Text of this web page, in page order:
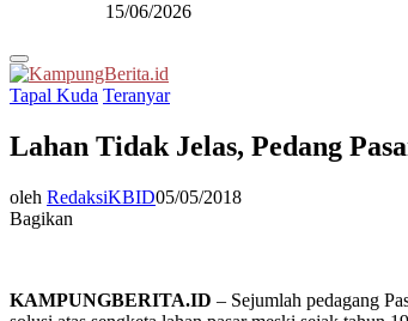
15/06/2026
Primary
Menu
Tapal Kuda Teranyar
Lahan Tidak Jelas, Pedang
oleh RedaksiKBID05/05/2018
Bagikan
KAMPUNGBERITA.ID – Sejumlah pedagang